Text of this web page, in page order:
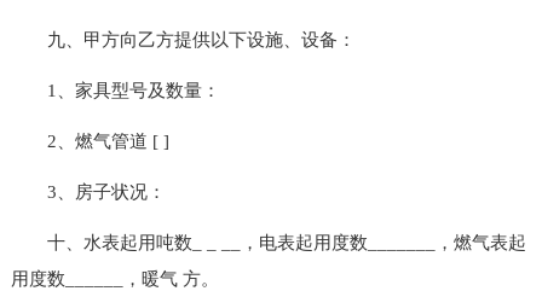
九、甲方向乙方提供以下设施、设备：
1、家具型号及数量：
2、燃气管道 [ ]
3、房子状况：
十、水表起用吨数_ _ __，电表起用度数_______，燃气表起
用度数______，暖气 方。